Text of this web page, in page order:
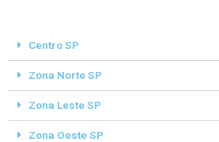
Centro SP
Zona Norte SP
Zona Leste SP
Zona Oeste SP